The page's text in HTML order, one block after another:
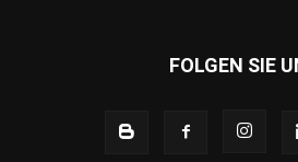
FOLGEN SIE